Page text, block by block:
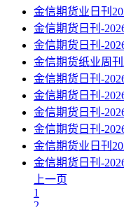
金信期货业日刊
金信期货日刊-
金信期货日刊-
金信期货纸业周刊
金信期货日刊-
金信期货日刊-
金信期货日刊-
金信期货日刊-
金信期货业日刊
金信期货日刊-
上一页
1